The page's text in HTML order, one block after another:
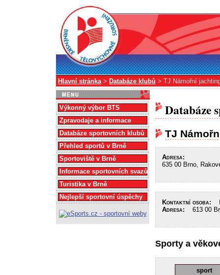
Hlavní stránka> Databáze klubů > TJ Námořní
Databáze
TJ
Adresa:
635 00 Brno,
Kontaktní osoba:
Adresa: 613 00
Sporty a
sport
Výkonný výbor BTS
Zpravodaje a informace
Databáze sportovních klubů
Přehled sportů v Brně
Sportoviště v Brně
Informace sportovních svazů
Turistika v Brně
Nejlepší sportovní úspěchy